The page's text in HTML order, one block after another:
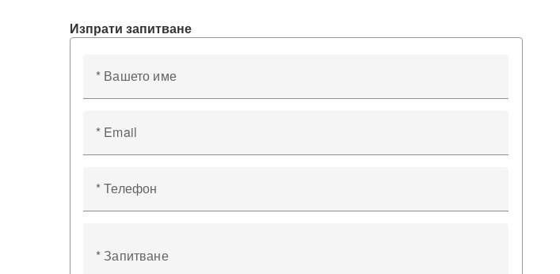
Изпрати запитване
* Вашето име
* Email
* Телефон
* Запитване